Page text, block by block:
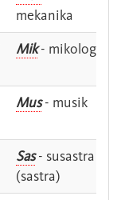
mekanika
Mik- mikologi
Mus- musik
Sas- susastra -
(sastra)